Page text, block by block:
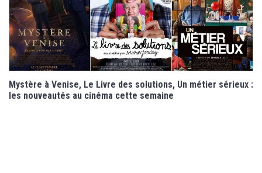
Mystère à Venise, Le Livre des solutions, Un métier sérieux :
les nouveautés au cinéma cette semaine